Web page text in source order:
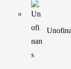
form av bedre